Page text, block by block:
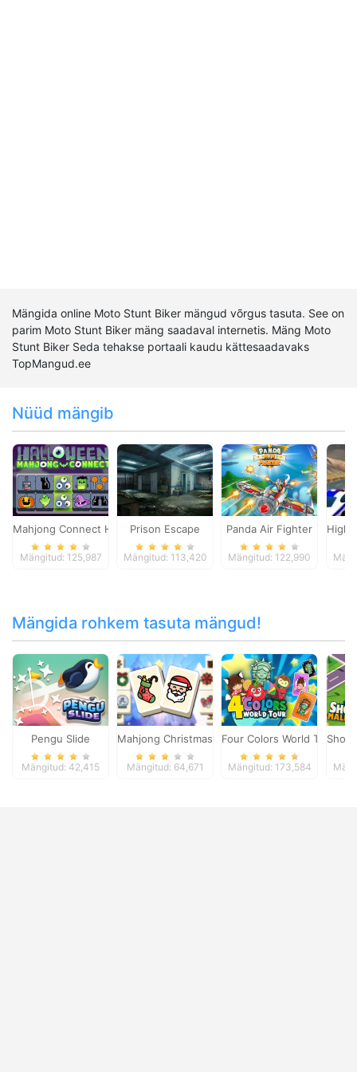
Mängida online Moto Stunt Biker mängud võrgus tasuta. See on
parim Moto Stunt Biker mäng saadaval internetis. Mäng Moto
Stunt Biker Seda tehakse portaali kaudu kättesaadavaks
TopMangud.ee
Nüüd mängib
Mahjong Connect Halloween
Mängitud: 125,987
Prison Escape
Mängitud: 113,420
Panda Air Fighter
Mängitud: 122,990
Mängida rohkem tasuta mängud!
Pengu Slide
Mängitud: 42,415
Mahjong Christmas Holiday
Mängitud: 64,671
Four Colors World Tour
Mängitud: 173,584